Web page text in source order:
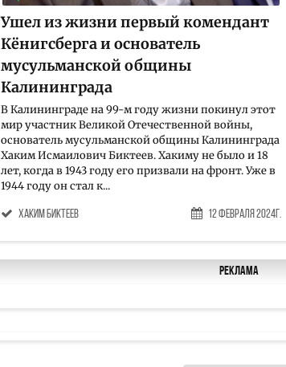
Ушел из жизни первый комендант
Кёнигсберга и основатель
мусульманской общины
Калининграда
В Калининграде на 99-м году жизни покинул этот
мир участник Великой Отечественной войны,
основатель мусульманской общины Калининграда
Хаким Исмаилович Биктеев. Хакиму не было и 18
лет, когда в 1943 году его призвали на фронт. Уже в
1944 году он стал к...
Хаким Биктеев 12 Февраля 2024г.
Реклама